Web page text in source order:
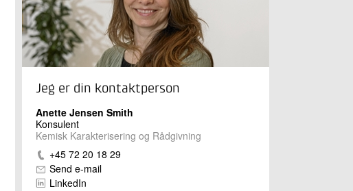
Jeg er din kontaktperson
Anette Jensen Smith
Konsulent
Kemisk Karakterisering og Rådgivning
+45 72 20 18 29
Send e-mail
LinkedIn